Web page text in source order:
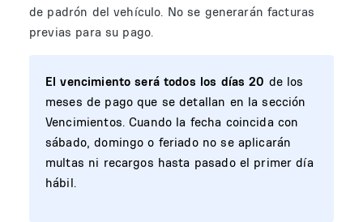
de padrón del vehículo. No se generarán facturas
previas para su pago.
El vencimiento será todos los días 20 de los
meses de pago que se detallan en la sección
Vencimientos. Cuando la fecha coincida con
sábado, domingo o feriado no se aplicarán
multas ni recargos hasta pasado el primer día
hábil.